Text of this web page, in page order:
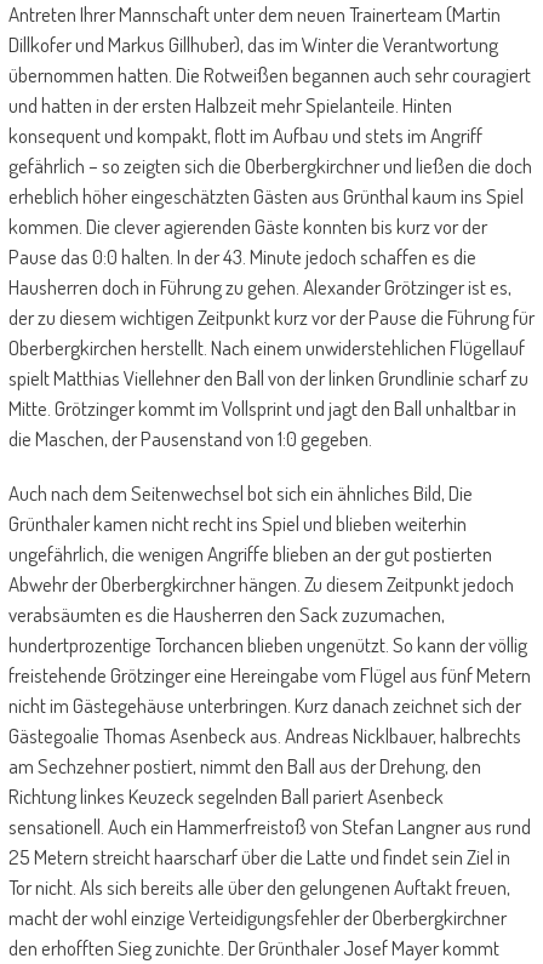
Antreten Ihrer Mannschaft unter dem neuen Trainerteam (Martin
Dillkofer und Markus Gillhuber), das im Winter die Verantwortung
übernommen hatten. Die Rotweißen begannen auch sehr couragiert
und hatten in der ersten Halbzeit mehr Spielanteile. Hinten
konsequent und kompakt, flott im Aufbau und stets im Angriff
gefährlich – so zeigten sich die Oberbergkirchner und ließen die doch
erheblich höher eingeschätzten Gästen aus Grünthal kaum ins Spiel
kommen. Die clever agierenden Gäste konnten bis kurz vor der
Pause das 0:0 halten. In der 43. Minute jedoch schaffen es die
Hausherren doch in Führung zu gehen. Alexander Grötzinger ist es,
der zu diesem wichtigen Zeitpunkt kurz vor der Pause die Führung für
Oberbergkirchen herstellt. Nach einem unwiderstehlichen Flügellauf
spielt Matthias Viellehner den Ball von der linken Grundlinie scharf zu
Mitte. Grötzinger kommt im Vollsprint und jagt den Ball unhaltbar in
die Maschen, der Pausenstand von 1:0 gegeben.
Auch nach dem Seitenwechsel bot sich ein ähnliches Bild, Die
Grünthaler kamen nicht recht ins Spiel und blieben weiterhin
ungefährlich, die wenigen Angriffe blieben an der gut postierten
Abwehr der Oberbergkirchner hängen. Zu diesem Zeitpunkt jedoch
verabsäumten es die Hausherren den Sack zuzumachen,
hundertprozentige Torchancen blieben ungenützt. So kann der völlig
freistehende Grötzinger eine Hereingabe vom Flügel aus fünf Metern
nicht im Gästegehäuse unterbringen. Kurz danach zeichnet sich der
Gästegoalie Thomas Asenbeck aus. Andreas Nicklbauer, halbrechts
am Sechzehner postiert, nimmt den Ball aus der Drehung, den
Richtung linkes Keuzeck segelnden Ball pariert Asenbeck
sensationell. Auch ein Hammerfreistoß von Stefan Langner aus rund
25 Metern streicht haarscharf über die Latte und findet sein Ziel in
Tor nicht. Als sich bereits alle über den gelungenen Auftakt freuen,
macht der wohl einzige Verteidigungsfehler der Oberbergkirchner
den erhofften Sieg zunichte. Der Grünthaler Josef Mayer kommt